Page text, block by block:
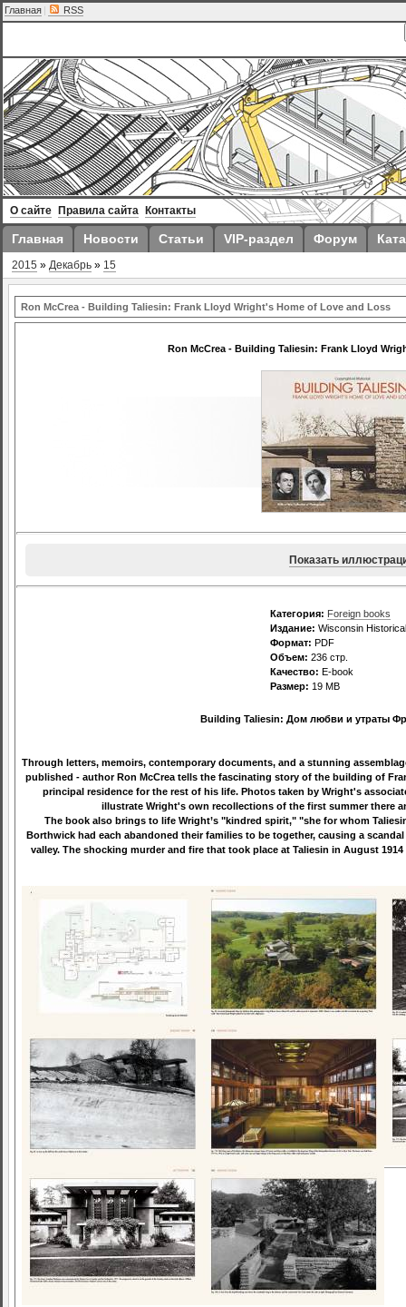
Главная | RSS
О сайте Правила сайта Контакты
Главная Новости Статьи VIP-раздел Форум
2015 » Декабрь » 15
Ron McCrea - Building Taliesin: Frank Lloyd Wright's Home of Love and Loss
Ron McCrea - Building Taliesin: Frank Lloyd
Показать
Категория: Foreign books
Издание: Wisconsin
Формат: PDF
Объем: 236 стр.
Качество: E-book
Размер: 19 MB
Building Taliesin: Дом любви и утраты
Through letters, memoirs, contemporary documents, and a stunning
published - author Ron McCrea tells the fascinating story of the building of
principal residence for the rest of his life. Photos taken by Wright's
illustrate Wright's own recollections of the first summer there
The book also brings to life Wright’s "kindred spirit," "she for whom
Borthwick had each abandoned their families to be together, causing a
valley. The shocking murder and fire that took place at Taliesin in August